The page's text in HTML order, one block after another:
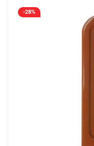
-28%